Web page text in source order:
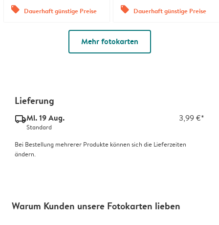
offers Dauerhaft günstige Preise offers Dauerhaft günstige Preise
Mehr fotokarten
Lieferung
delivery_standard_v2Mi. 19 Aug. 3,99 €*
Standard
Bei Bestellung mehrerer Produkte können sich die Lieferzeiten
ändern.
Warum Kunden unsere Fotokarten lieben